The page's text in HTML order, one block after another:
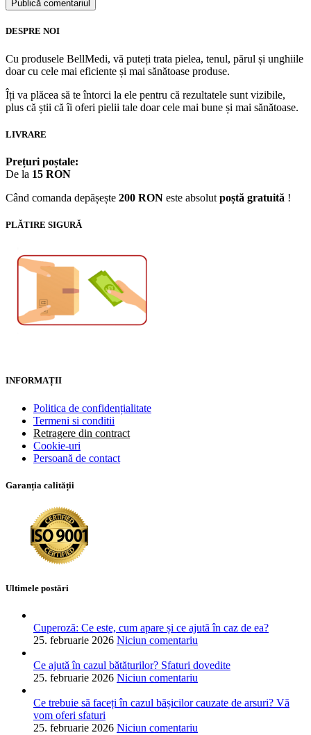
DESPRE NOI
Cu produsele BellMedi, vă puteți trata pielea, tenul, părul și unghiile
doar cu cele mai eficiente și mai sănătoase produse.
Îți va plăcea să te întorci la ele pentru că rezultatele sunt vizibile,
plus că știi că îi oferi pielii tale doar cele mai bune și mai sănătoase.
LIVRARE
Prețuri poștale:
De la 15 RON
Când comanda depășește 200 RON este absolut poștă gratuită !
PLĂTIRE SIGURĂ
INFORMAȚII
Politica de confidențialitate
Termeni si conditii
Retragere din contract
Cookie-uri
Persoană de contact
Garanția calității
Ultimele postări
Cuperoză: Ce este, cum apare și ce ajută în caz de ea?
25. februarie 2026 Niciun comentariu
Ce ajută în cazul bătăturilor? Sfaturi dovedite
25. februarie 2026 Niciun comentariu
Ce trebuie să faceți în cazul bășicilor cauzate de arsuri? Vă
vom oferi sfaturi
25. februarie 2026 Niciun comentariu